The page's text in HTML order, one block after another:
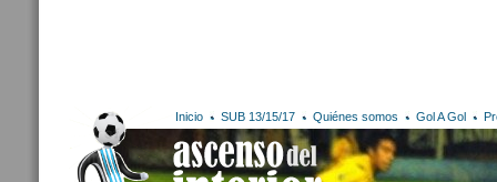
Inicio SUB 13/15/17 Quiénes somos Gol A Gol